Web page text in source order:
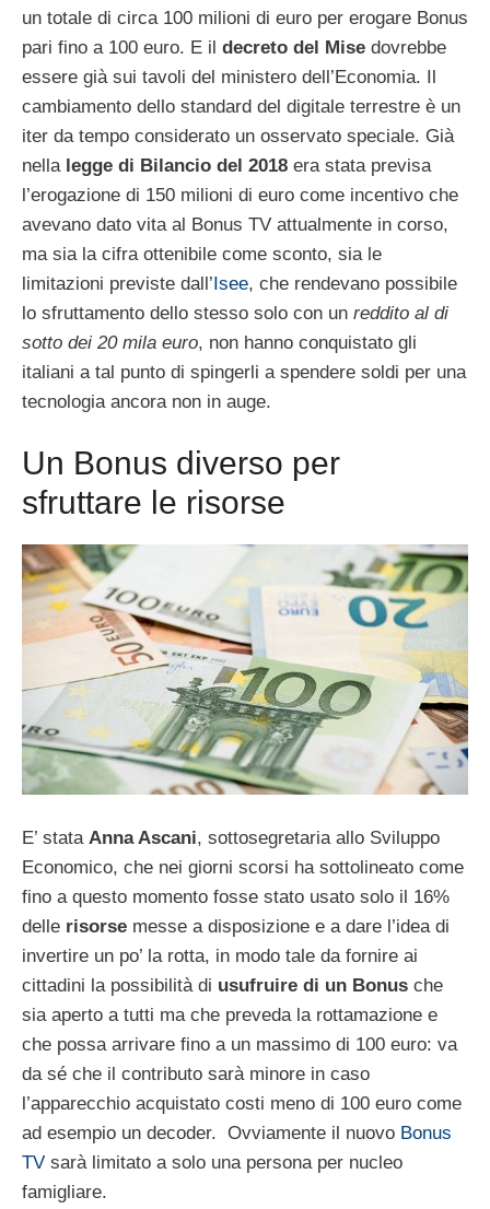
un totale di circa 100 milioni di euro per erogare Bonus
pari fino a 100 euro. E il decreto del Mise dovrebbe
essere già sui tavoli del ministero dell’Economia. Il
cambiamento dello standard del digitale terrestre è un
iter da tempo considerato un osservato speciale. Già
nella legge di Bilancio del 2018 era stata previsa
l’erogazione di 150 milioni di euro come incentivo che
avevano dato vita al Bonus TV attualmente in corso,
ma sia la cifra ottenibile come sconto, sia le
limitazioni previste dall’Isee, che rendevano possibile
lo sfruttamento dello stesso solo con un reddito al di
sotto dei 20 mila euro, non hanno conquistato gli
italiani a tal punto di spingerli a spendere soldi per una
tecnologia ancora non in auge.
Un Bonus diverso per
sfruttare le risorse
E’ stata Anna Ascani, sottosegretaria allo Sviluppo
Economico, che nei giorni scorsi ha sottolineato come
fino a questo momento fosse stato usato solo il 16%
delle risorse messe a disposizione e a dare l’idea di
invertire un po’ la rotta, in modo tale da fornire ai
cittadini la possibilità di usufruire di un Bonus che
sia aperto a tutti ma che preveda la rottamazione e
che possa arrivare fino a un massimo di 100 euro: va
da sé che il contributo sarà minore in caso
l’apparecchio acquistato costi meno di 100 euro come
ad esempio un decoder. Ovviamente il nuovo Bonus
TV sarà limitato a solo una persona per nucleo
famigliare.